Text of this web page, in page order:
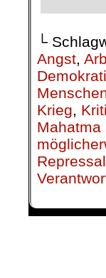
└
Angst,
Krieg,
Mahatma